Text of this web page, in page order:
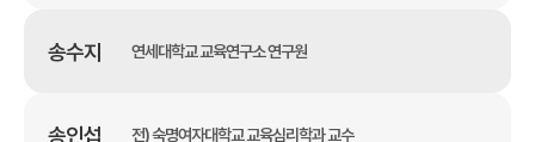
송수지 연세대학교 교육연구소 연구원
송인섭 전) 숙명여자대학교 교육심리학과 교수